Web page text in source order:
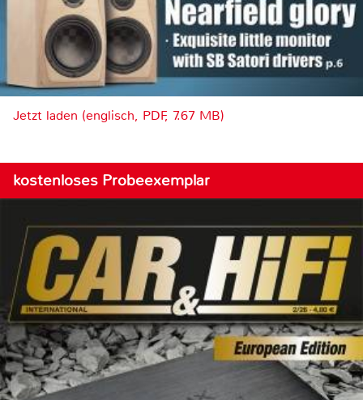
Jetzt laden (englisch, PDF, 7.67 MB)
kostenloses Probeexemplar